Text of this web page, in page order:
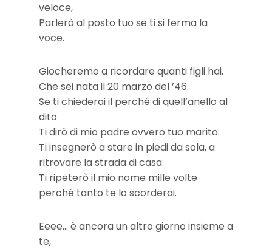
veloce,
Parlerò al posto tuo se ti si ferma la
voce.
Giocheremo a ricordare quanti figli hai,
Che sei nata il 20 marzo del ’46.
Se ti chiederai il perché di quell’anello al
dito
Ti dirò di mio padre ovvero tuo marito.
Ti insegnerò a stare in piedi da sola, a
ritrovare la strada di casa.
Ti ripeterò il mio nome mille volte
perché tanto te lo scorderai.
Eeee… è ancora un altro giorno insieme a
te,